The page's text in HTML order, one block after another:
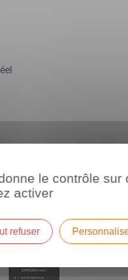
le contrôle sur
activer
refuser